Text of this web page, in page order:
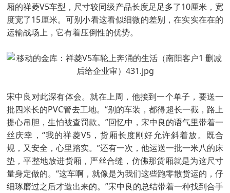
厢的祥菱V5车型，尺寸较同级产品长度足足多了10厘米，宽
度宽了15厘米。可别小看这看似细微的差别，在实实在在的
运输战场上，它有着压倒性的优势。
宋中良对此深有体会。就在上周，他接到一个单子，要送一
批四米长的PVC管去工地。“别的车装，都得超长一截，路上
提心吊胆，生怕被查罚款。”回忆中，宋中良的语气里带着一
丝庆幸，“我的祥菱V5，货厢长度刚好允许斜着放。既合
规，又安全，心里踏实。”还有一次，他运送一批一米八的床
垫，平整地放进货厢，严丝合缝，仿佛那货厢就是为这尺寸
量身定做的。“这车啊，就像是为我们这些跑零散货运的，仔
细琢磨过之后才造出来的。”宋中良的总结带着一种找到合手